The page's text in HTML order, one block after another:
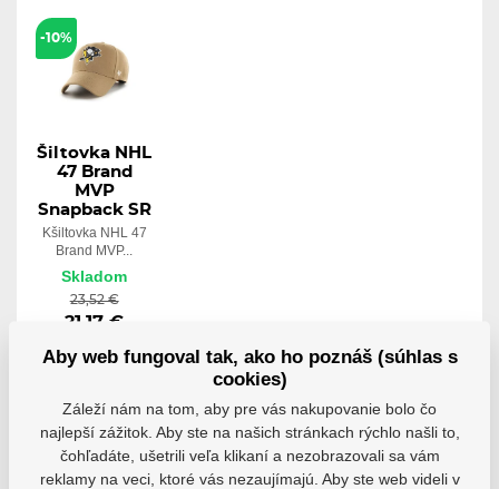
-10%
Šiltovka NHL
47 Brand
MVP
Snapback SR
Kšiltovka NHL 47
Brand MVP...
Skladom
23,52 €
21,17 €
Detail
Aby web fungoval tak, ako ho poznáš (súhlas s
cookies)
Záleží nám na tom, aby pre vás nakupovanie bolo čo
najlepší zážitok. Aby ste na našich stránkach rýchlo našli to,
čohľadáte, ušetrili veľa klikaní a nezobrazovali sa vám
reklamy na veci, ktoré vás nezaujímajú. Aby ste web videli v